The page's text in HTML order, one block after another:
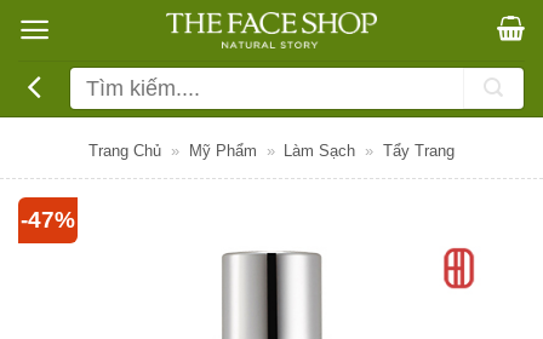
qua
dung
Tìm
kiếm:
Trang Chủ » Mỹ Phẩm » Làm Sạch » Tẩy Trang
-47%